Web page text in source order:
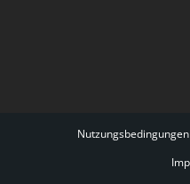
Nutzungsbedingungen